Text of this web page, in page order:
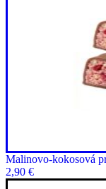
Malinovo-kokosová
2,90 €